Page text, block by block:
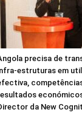
precisa de
estruturas em
da New